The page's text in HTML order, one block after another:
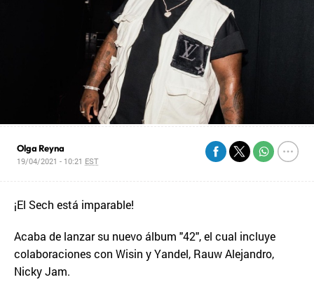
Olga Reyna
19/04/2021 - 10:21 EST
¡El Sech está imparable!
Acaba de lanzar su nuevo álbum "42", el cual incluye
colaboraciones con Wisin y Yandel, Rauw Alejandro,
Nicky Jam.